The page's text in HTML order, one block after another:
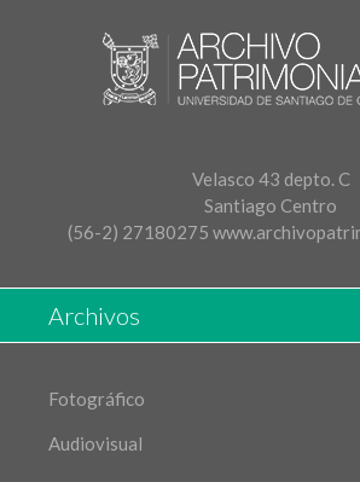
Velasco 43 depto. C
Santiago Centro
(56-2) 27180275
Archivos
Fotográfico
Audiovisual